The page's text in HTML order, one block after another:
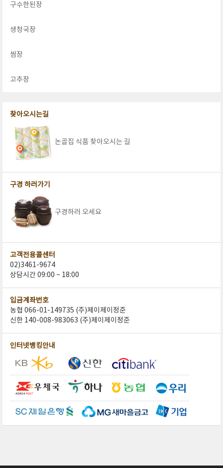
구수한된장
생청국장
쌈장
고추장
찾아오시는길
논골집 식품 찾아오시는 길
구경 하러가기
구경하러 오세요
고객전용콜센터
02)3461-9674
상담시간 09:00 ~ 18:00
입금계좌번호
농협 066-01-149735 (주)제이제이정준
신한 140-008-983063 (주)제이제이정준
인터넷뱅킹안내